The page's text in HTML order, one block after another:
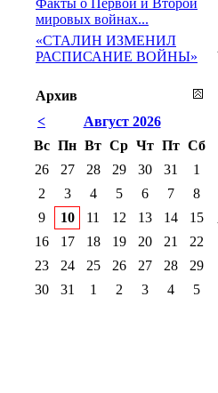
Факты о Первой и Второй
мировых войнах...
«СТАЛИН ИЗМЕНИЛ
РАСПИСАНИЕ ВОЙНЫ»
Архив
<
Август 2026
Вс Пн Вт Ср Чт Пт Сб
26
27 28 29 30 31
1
2
3 4 5 6 7
8
9
10 11 12 13 14
15
16
17 18 19 20 21
22
23
24 25 26 27 28
29
30
31 1 2 3 4 5